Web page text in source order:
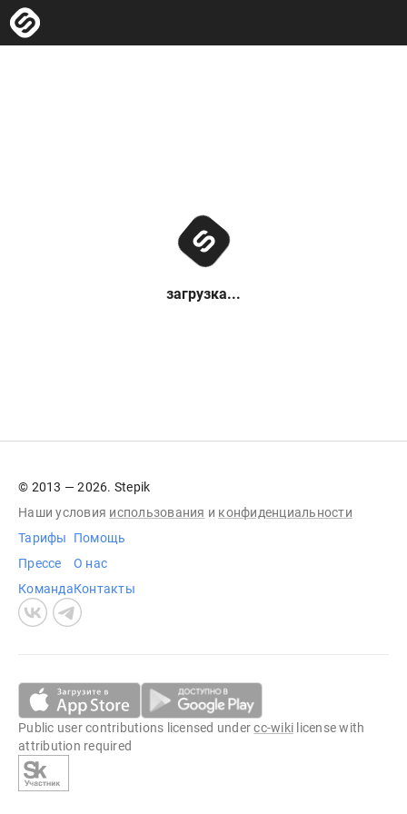
загрузка...
© 2013 — 2026. Stepik
Наши условия использования и конфиденциальности
Тарифы
Прессе
Команда
Помощь
О нас
Контакты
Public user contributions licensed undercc-wiki license with
attribution required